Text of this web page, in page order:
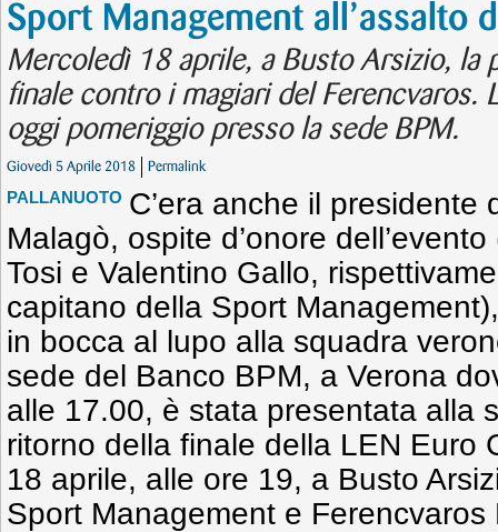
Sport Management all’assalto
Mercoledì 18 aprile, a Busto Arsizio, la
finale contro i magiari del Ferencvaros.
oggi pomeriggio presso la sede BPM.
Giovedì 5 Aprile 2018 Permalink
PALLANUOTO C’era anche il presidente
Malagò, ospite d’onore
Tosi e Valentino Gallo,
capitano della Sport
in bocca al lupo alla squadra
sede del Banco BPM, a Verona
alle 17.00, è stata presentata alla
ritorno della finale della LEN Euro
18 aprile, alle ore 19, a Busto
Sport Management e Ferencvaros